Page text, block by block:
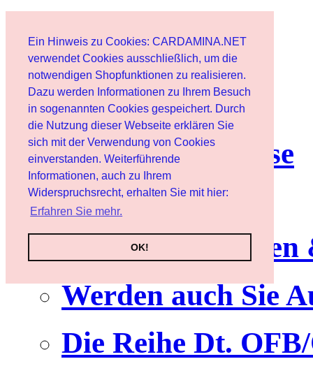
Ein Hinweis zu Cookies: CARDAMINA.NET
verwendet Cookies ausschließlich, um die
notwendigen Shopfunktionen zu realisieren.
Dazu werden Informationen zu Ihrem Besuch
in sogenannten Cookies gespeichert. Durch
die Nutzung dieser Webseite erklären Sie
sich mit der Verwendung von Cookies
einverstanden. Weiterführende
Informationen, auch zu Ihrem
Widerspruchsrecht, erhalten Sie mit hier:
Erfahren Sie mehr.
OK!
Benutzer
Newsletter
Nutzungshinweise
Service
Werden auch Sie
Die Reihe Dt.